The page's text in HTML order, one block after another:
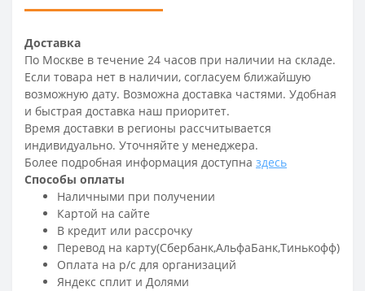
Доставка
По Москве в течение 24 часов при наличии на складе.
Если товара нет в наличии, согласуем ближайшую
возможную дату. Возможна доставка частями. Удобная
и быстрая доставка наш приоритет.
Время доставки в регионы рассчитывается
индивидуально. Уточняйте у менеджера.
Более подробная информация доступна здесь
Способы оплаты
Наличными при получении
Картой на сайте
В кредит или рассрочку
Перевод на карту(Сбербанк,АльфаБанк,Тинькофф)
Оплата на р/c для организаций
Яндекс сплит и Долями